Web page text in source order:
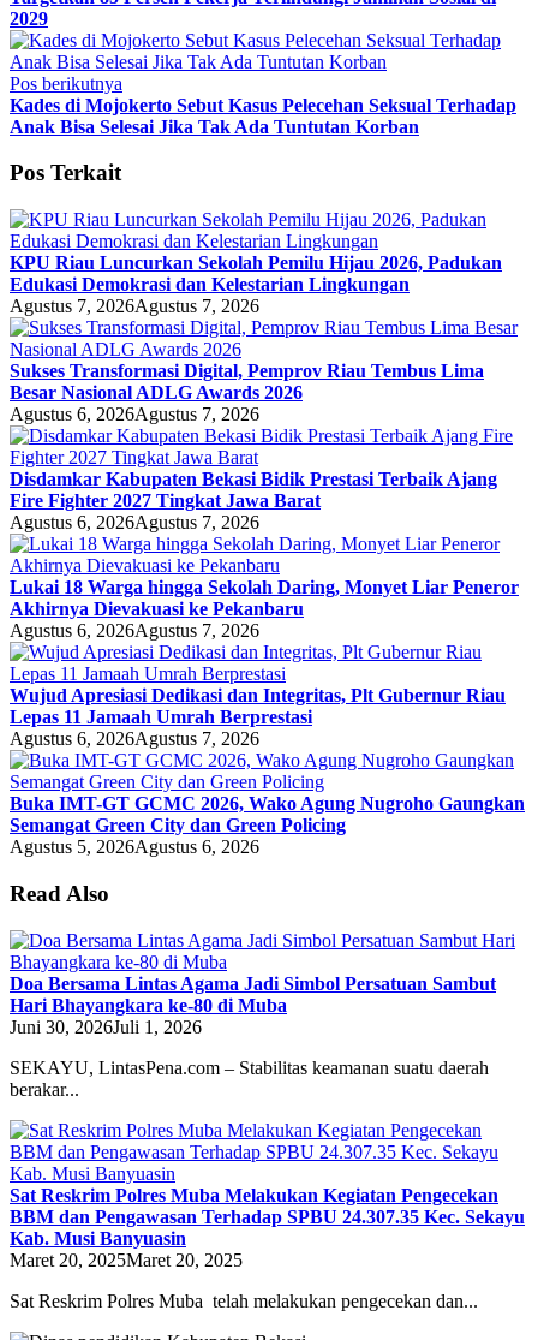
2029
Pos berikutnya
Kades di Mojokerto Sebut Kasus Pelecehan Seksual Terhadap
Anak Bisa Selesai Jika Tak Ada Tuntutan Korban
Pos Terkait
KPU Riau Luncurkan Sekolah Pemilu Hijau 2026, Padukan
Edukasi Demokrasi dan Kelestarian Lingkungan
Agustus 7, 2026Agustus 7, 2026
Sukses Transformasi Digital, Pemprov Riau Tembus Lima
Besar Nasional ADLG Awards 2026
Agustus 6, 2026Agustus 7, 2026
Disdamkar Kabupaten Bekasi Bidik Prestasi Terbaik Ajang
Fire Fighter 2027 Tingkat Jawa Barat
Agustus 6, 2026Agustus 7, 2026
Lukai 18 Warga hingga Sekolah Daring, Monyet Liar Peneror
Akhirnya Dievakuasi ke Pekanbaru
Agustus 6, 2026Agustus 7, 2026
Wujud Apresiasi Dedikasi dan Integritas, Plt Gubernur Riau
Lepas 11 Jamaah Umrah Berprestasi
Agustus 6, 2026Agustus 7, 2026
Buka IMT-GT GCMC 2026, Wako Agung Nugroho Gaungkan
Semangat Green City dan Green Policing
Agustus 5, 2026Agustus 6, 2026
Read Also
Doa Bersama Lintas Agama Jadi Simbol Persatuan Sambut
Hari Bhayangkara ke-80 di Muba
Juni 30, 2026Juli 1, 2026
SEKAYU, LintasPena.com – Stabilitas keamanan suatu daerah
berakar...
Sat Reskrim Polres Muba Melakukan Kegiatan Pengecekan
BBM dan Pengawasan Terhadap SPBU 24.307.35 Kec. Sekayu
Kab. Musi Banyuasin
Maret 20, 2025Maret 20, 2025
Sat Reskrim Polres Muba telah melakukan pengecekan dan...